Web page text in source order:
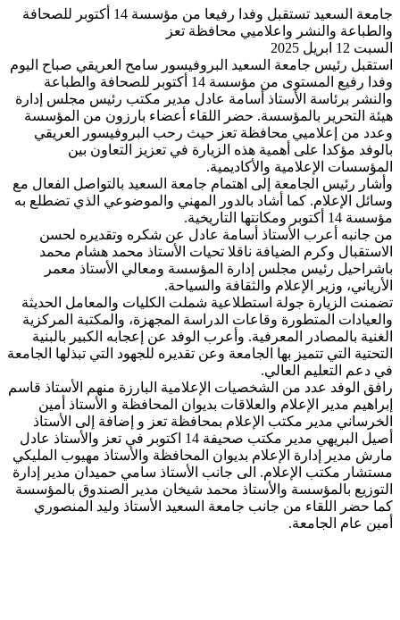
جامعة السعيد تستقبل وفدا رفيعا من مؤسسة 14 أكتوبر للصحافة
والطباعة والنشر واعلاميي محافظة تعز
السبت 12 ابريل 2025
استقبل رئيس جامعة السعيد البروفيسور سامح العريقي صباح اليوم
وفدا رفيع المستوى من مؤسسة 14 أكتوبر للصحافة والطباعة
والنشر برئاسة الأستاذ أسامة عادل مدير مكتب رئيس مجلس إدارة
هيئة التحرير بالمؤسسة. حضر اللقاء أعضاء بارزون من المؤسسة
وعدد من إعلاميي محافظة تعز حيث رحب البروفيسور العريقي
بالوفد مؤكدا على أهمية هذه الزيارة في تعزيز التعاون بين
المؤسسات الإعلامية والأكاديمية.
وأشار رئيس الجامعة إلى اهتمام جامعة السعيد بالتواصل الفعال مع
وسائل الإعلام. كما أشاد بالدور المهني والموضوعي الذي تضطلع به
مؤسسة 14 أكتوبر ومكانتها التاريخية.
من جانبه أعرب الأستاذ أسامة عادل عن شكره وتقديره لحسن
الاستقبال وكرم الضيافة ناقلا تحيات الأستاذ محمد هشام محمد
باشراحيل رئيس مجلس إدارة المؤسسة ومعالي الأستاذ معمر
الأرياني، وزير الإعلام والثقافة والسياحة.
تضمنت الزيارة جولة استطلاعية شملت الكليات والمعامل الحديثة
والعيادات المتطورة وقاعات الدراسة المجهزة، والمكتبة المركزية
الغنية بالمصادر المعرفية. وأعرب الوفد عن إعجابه الكبير بالبنية
التحتية التي تتميز بها الجامعة وعن تقديره للجهود التي تبذلها الجامعة
في دعم التعليم العالي.
رافق الوفد عدد من الشخصيات الإعلامية البارزة منهم الأستاذ قاسم
إبراهيم مدير الإعلام والعلاقات بديوان المحافظة و الأستاذ أمين
الخرساني مدير مكتب الإعلام بمحافظة تعز و إضافة إلى الأستاذ
أصيل البريهي مدير مكتب صحيفة 14 اكتوبر في تعز والأستاذ عادل
مارش مدير إدارة الإعلام بديوان المحافظة والأستاذ مهيوب المليكي
مستشار مكتب الإعلام. الى جانب الأستاذ سامي حميدان مدير إدارة
التوزيع بالمؤسسة والأستاذ محمد شيخان مدير الصندوق بالمؤسسة
كما حضر اللقاء من جانب جامعة السعيد الأستاذ وليد المنصوري
أمين عام الجامعة.